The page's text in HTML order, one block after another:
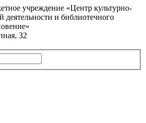
учреждение «Центр культурно-
деятельности и библиотечного
32